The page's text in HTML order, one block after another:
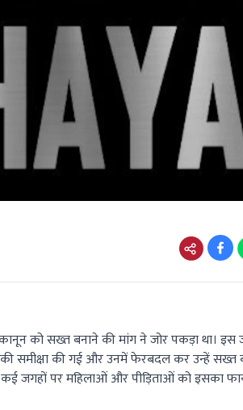
को सख्त बनाने की मांग ने जोर पकड़ा था। इस
समीक्षा की गई और उनमें फेरबदल कर उन्हें सख्त
जगहों पर महिलाओं और पीड़िताओं को इसका